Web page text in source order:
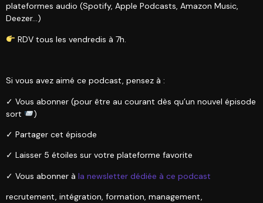
plateformes audio (Spotify, Apple Podcasts, Amazon Music,
Deezer…)
RDV tous les vendredis à 7h.
Si vous avez aimé ce podcast, pensez à :
✓ Vous abonner (pour être au courant dès qu’un nouvel épisode
sort
)
✓ Partager cet épisode
✓ Laisser 5 étoiles sur votre plateforme favorite
✓ Vous abonner à la newsletter dédiée à ce podcast
recrutement, intégration, formation, management,